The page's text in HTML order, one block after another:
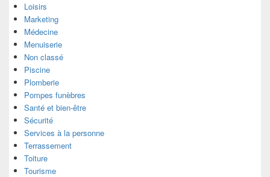
Loisirs
Marketing
Médecine
Menuiserie
Non classé
Piscine
Plomberie
Pompes funèbres
Santé et bien-être
Sécurité
Services à la personne
Terrassement
Toiture
Tourisme